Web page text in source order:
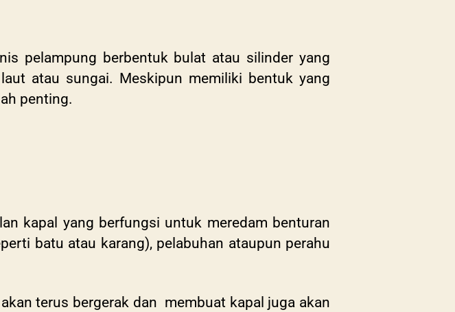
pelampung berbentuk bulat atau silinder yang
atau sungai. Meskipun memiliki bentuk yang
penting.
kapal yang berfungsi untuk meredam benturan
batu atau karang), pelabuhan ataupun perahu
terus bergerak dan membuat kapal juga akan